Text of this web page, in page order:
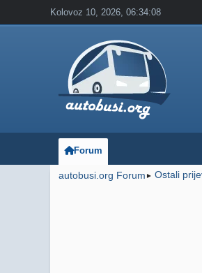
Kolovoz 10, 2026, 06:34:08
Forum
autobusi.org Forum ► Ostali